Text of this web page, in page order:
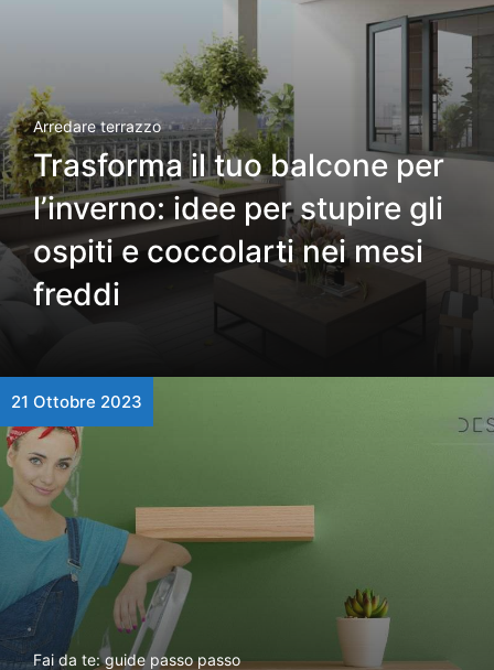
Arredare terrazzo
Trasforma il tuo balcone per
l’inverno: idee per stupire gli
ospiti e coccolarti nei mesi
freddi
21 Ottobre 2023
Fai da te: guide passo passo